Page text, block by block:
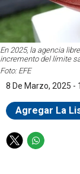
En 2025, la agencia
incremento del límite
Foto: EFE
8 De Marzo, 2025 -
Agregar La
T
W